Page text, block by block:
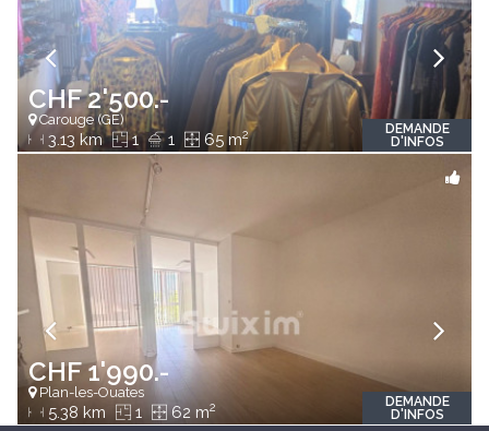
CHF 2'500.-
Carouge (GE)
3.13 km 1 1 65 m2
DEMANDE
D'INFOS
CHF 1'990.-
Plan-les-Ouates
5.38 km 1 62 m2
DEMANDE
D'INFOS